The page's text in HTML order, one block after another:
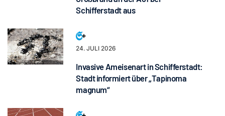
Schifferstadt aus
24. JULI 2026
Invasive Ameisenart in Schifferstadt:
Stadt informiert über „Tapinoma
magnum“